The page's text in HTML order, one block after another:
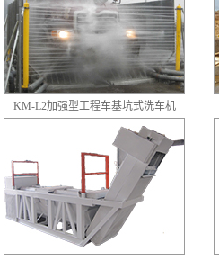
KM-L2加强型工程车基坑式洗车机